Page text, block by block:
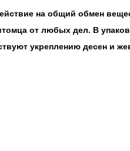
на общий обмен
от любых дел. В
укреплению десен и